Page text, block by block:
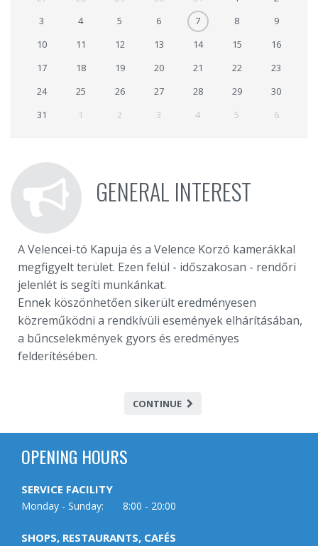
3
4 5 6 7 8
9
10
11 12 13 14 15
16
17
18 19 20 21 22
23
24
25 26 27 28 29
30
31
1 2 3 4 5 6
GENERAL INTEREST
A Velencei-tó Kapuja és a Velence Korzó kamerákkal
megfigyelt terület. Ezen felül - időszakosan - rendőri
jelenlét is segíti munkánkat.
Ennek köszönhetően sikerült eredményesen
közreműködni a rendkívüli események elhárításában,
a bűncselekmények gyors és eredményes
felderítésében.
CONTINUE
OPENING HOURS
SERVICE FACILITY
Monday - Sunday: 8:00 - 20:00
SHOPS, RESTAURANTS, CAFÉS